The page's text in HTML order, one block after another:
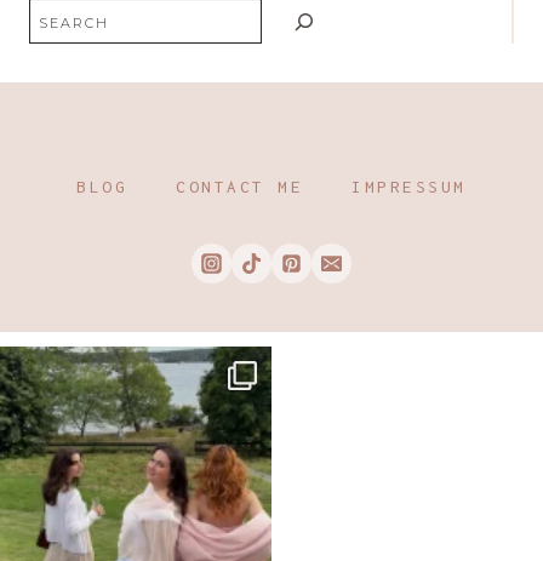
BLOG CONTACT ME IMPRESSUM